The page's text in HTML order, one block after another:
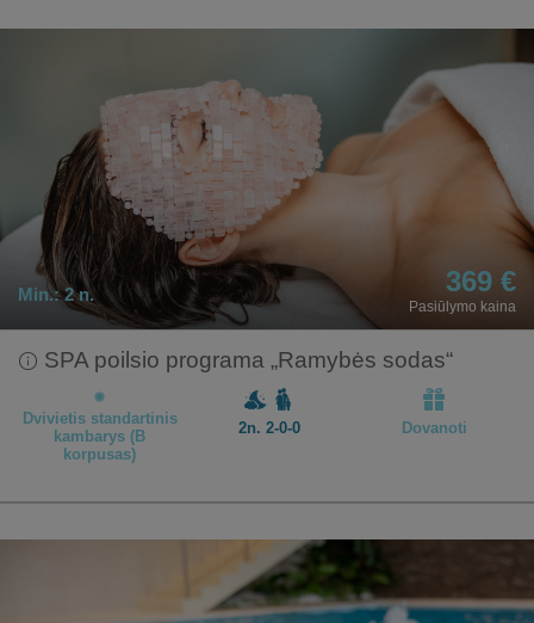
Min.: 2 n. 369 €
Pasiūlymo kaina
SPA poilsio programa „Ramybės sodas“
Dovanoti
Dvivietis standartinis
kambarys (B
korpusas)
2n. 2-0-0